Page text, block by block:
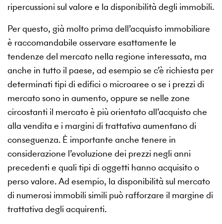
ripercussioni sul valore e la disponibilità degli immobili.
Per questo, già molto prima dell’acquisto immobiliare
è raccomandabile osservare esattamente le
tendenze del mercato nella regione interessata, ma
anche in tutto il paese, ad esempio se c’è richiesta per
determinati tipi di edifici o microaree o se i prezzi di
mercato sono in aumento, oppure se nelle zone
circostanti il mercato è più orientato all’acquisto che
alla vendita e i margini di trattativa aumentano di
conseguenza. È importante anche tenere in
considerazione l’evoluzione dei prezzi negli anni
precedenti e quali tipi di oggetti hanno acquisito o
perso valore. Ad esempio, la disponibilità sul mercato
di numerosi immobili simili può rafforzare il margine di
trattativa degli acquirenti.